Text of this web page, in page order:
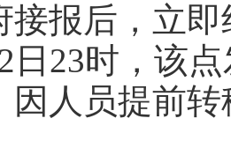
接报后，立
日23时，该
因人员提前